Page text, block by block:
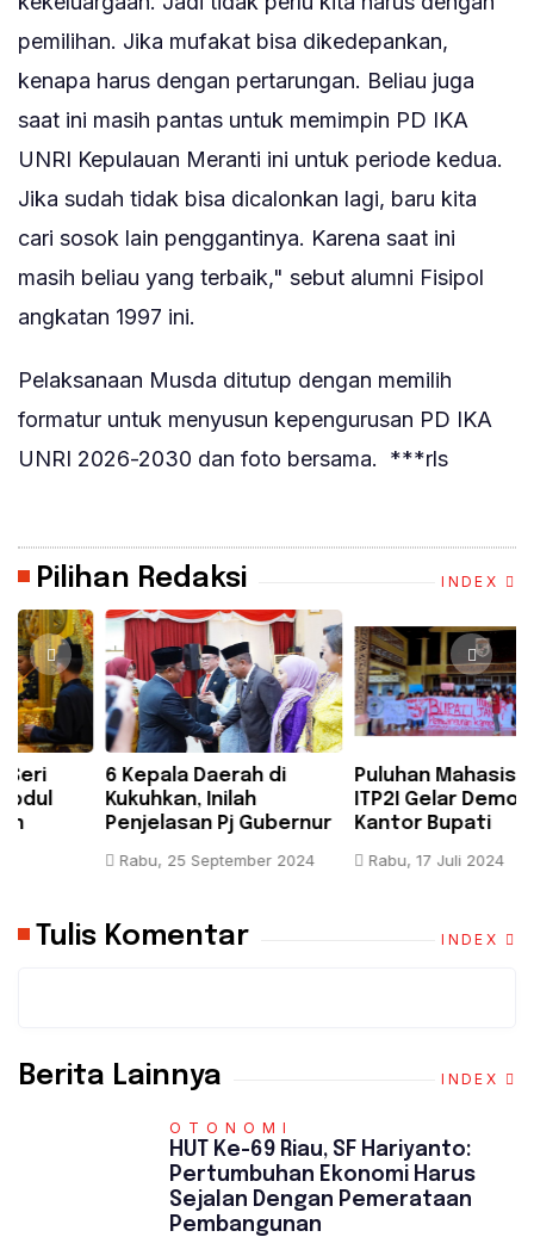
pemilihan. Jika mufakat bisa dikedepankan,
kenapa harus dengan pertarungan. Beliau juga
saat ini masih pantas untuk memimpin PD IKA
UNRI Kepulauan Meranti ini untuk periode kedua.
Jika sudah tidak bisa dicalonkan lagi, baru kita
cari sosok lain penggantinya. Karena saat ini
masih beliau yang terbaik," sebut alumni Fisipol
angkatan 1997 ini.
Pelaksanaan Musda ditutup dengan memilih
formatur untuk menyusun kepengurusan PD IKA
UNRI 2026-2030 dan foto bersama. ***rls
Pilihan Redaksi INDEX
6 Kepala Daerah di
Kukuhkan, Inilah
Penjelasan Pj Gubernur
Rabu, 25 September 2024
Puluhan Mahasiswa
ITP2I Gelar Demo di
Kantor Bupati
Pembangunan Kampus
Rabu, 17 Juli 2024
Tulis Komentar INDEX
Berita Lainnya INDEX
OTONOMI
HUT Ke-69 Riau, SF Hariyanto:
Pertumbuhan Ekonomi Harus
Sejalan Dengan Pemerataan
Pembangunan